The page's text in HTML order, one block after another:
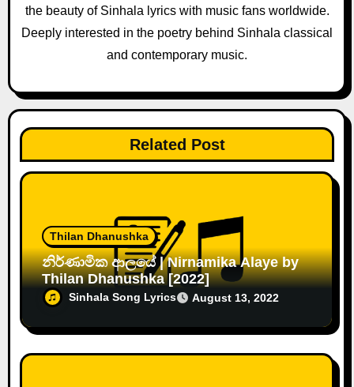
i
n
the beauty of Sinhala lyrics with music fans worldwide.
Deeply interested in the poetry behind Sinhala classical
and contemporary music.
Related Post
Thilan Dhanushka
නිර්ණාමික ආලයේ | Nirnamika Alaye by
Thilan Dhanushka [2022]
Sinhala Song Lyrics August 13, 2022